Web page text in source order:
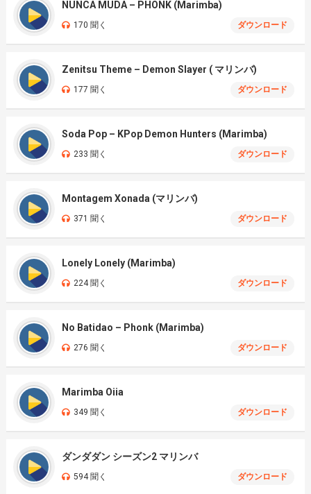
NUNCA MUDA – PHONK (Marimba)
170 聞く ダウンロード
Zenitsu Theme – Demon Slayer ( マリンバ)
177 聞く ダウンロード
Soda Pop – KPop Demon Hunters (Marimba)
233 聞く ダウンロード
Montagem Xonada (マリンバ)
371 聞く ダウンロード
Lonely Lonely (Marimba)
224 聞く ダウンロード
No Batidao – Phonk (Marimba)
276 聞く ダウンロード
Marimba Oiia
349 聞く ダウンロード
ダンダダン シーズン2 マリンバ
594 聞く ダウンロード